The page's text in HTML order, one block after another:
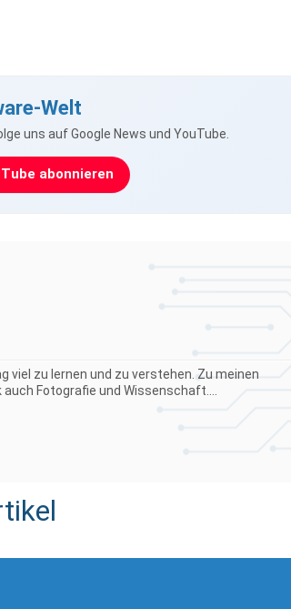
Welt
uns auf Google News und YouTube.
abonnieren
viel zu lernen und zu verstehen. Zu meinen
Fotografie und Wissenschaft....